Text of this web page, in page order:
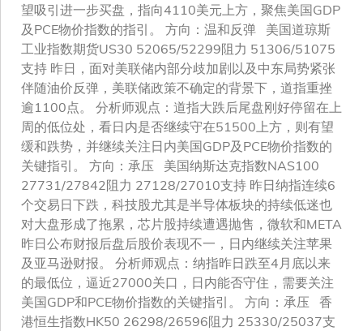
望吸引进一步买盘，指向4110美元上方，聚焦美国GDP
及PCE物价指数的指引。 方向：温和反弹 美国道琼斯
工业指数期货US30 52065/52299阻力 51306/51075
支持 昨日，面对美联储内部分歧加剧以及中东局势紧张
伴随油价反弹，美联储政策不确定的背景下，道指重挫
逾1100点。 分析师观点：道指大跌后尾盘刚好停留在上
周的低位处，看日内是否继续守在51500上方，则有望
缓和跌势，并继续关注日内美国GDP及PCE物价指数的
关键指引。 方向：承压 美国纳斯达克指数NAS100
27731/27842阻力 27128/27010支持 昨日纳指连续6
个交易日下跌，科技股尤其是半导体板块的持续低迷也
对大盘形成了拖累，芯片股持续遭遇抛售，微软和META
昨日公布财报后盘后股价表现不一，日内继续关注苹果
及亚马逊财报。 分析师观点：纳指昨日跌至4月底以来
的最低位，逼近27000关口，日内能否守住，需要关注
美国GDP和PCE物价指数的关键指引。 方向：承压 香
港恒生指数HK50 26298/26596阻力 25330/25037支